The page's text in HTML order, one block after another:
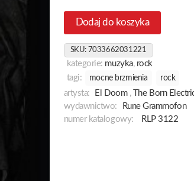
Dodaj do koszyka
SKU: 7033662031221
kategorie: muzyka, rock
tagi:
mocne brzmienia rock
artysta: El Doom, The Born
wydawnictwo:
Rune Grammofon
numer katalogowy:
RLP 3122